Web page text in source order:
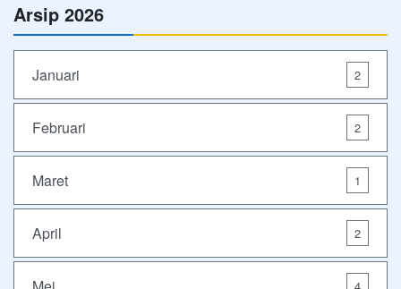
Arsip 2026
Januari 2
Februari 2
Maret 1
April 2